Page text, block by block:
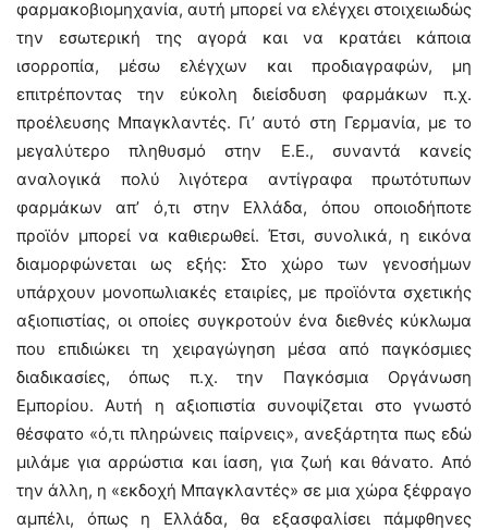
φαρμακοβιομηχανία, αυτή μπορεί να ελέγχει στοιχειωδώς
την εσωτερική της αγορά και να κρατάει κάποια
ισορροπία, μέσω ελέγχων και προδιαγραφών, μη
επιτρέποντας την εύκολη διείσδυση φαρμάκων π.χ.
προέλευσης Μπαγκλαντές. Γι’ αυτό στη Γερμανία, με το
μεγαλύτερο πληθυσμό στην Ε.Ε., συναντά κανείς
αναλογικά πολύ λιγότερα αντίγραφα πρωτότυπων
φαρμάκων απ’ ό,τι στην Ελλάδα, όπου οποιοδήποτε
προϊόν μπορεί να καθιερωθεί. Έτσι, συνολικά, η εικόνα
διαμορφώνεται ως εξής: Στο χώρο των γενοσήμων
υπάρχουν μονοπωλιακές εταιρίες, με προϊόντα σχετικής
αξιοπιστίας, οι οποίες συγκροτούν ένα διεθνές κύκλωμα
που επιδιώκει τη χειραγώγηση μέσα από παγκόσμιες
διαδικασίες, όπως π.χ. την Παγκόσμια Οργάνωση
Εμπορίου. Αυτή η αξιοπιστία συνοψίζεται στο γνωστό
θέσφατο «ό,τι πληρώνεις παίρνεις», ανεξάρτητα πως εδώ
μιλάμε για αρρώστια και ίαση, για ζωή και θάνατο. Από
την άλλη, η «εκδοχή Μπαγκλαντές» σε μια χώρα ξέφραγο
αμπέλι, όπως η Ελλάδα, θα εξασφαλίσει πάμφθηνες